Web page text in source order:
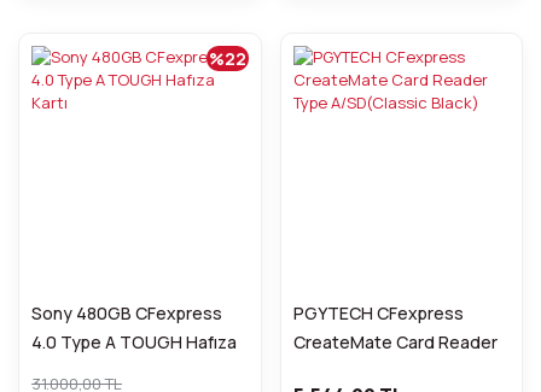
Sony 480GB CFexpress
4.0 Type A TOUGH Hafıza
%22
31.000,00 TL
PGYTECH CFexpress
CreateMate Card Reader